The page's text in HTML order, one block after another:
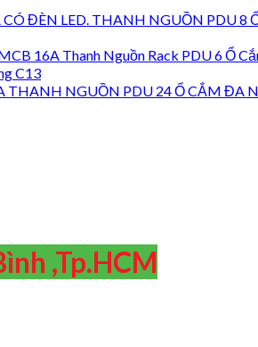
THANH NGUỒN PDU 8
Thanh Nguồn Rack PDU 6 Ổ
C13
THANH NGUỒN PDU 24 Ổ CẮM ĐA
,Tp.HCM